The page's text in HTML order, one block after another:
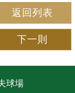
返回列表
下一則
球場